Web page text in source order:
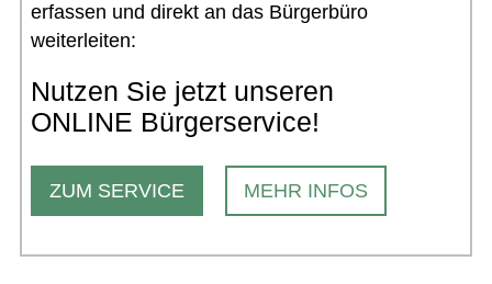
erfassen und direkt an das Bürgerbüro
weiterleiten:
Nutzen Sie jetzt unseren
ONLINE Bürgerservice!
ZUM SERVICE MEHR INFOS